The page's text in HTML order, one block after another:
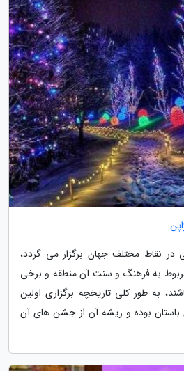
در نقاط مختلف جهان برگزار می گردد،
به فرهنگ و سنت آن منطقه و برخی
به طور کلی تاریخچه برگزاری اولین
باستان بوده و ریشه آن از جشن های آن